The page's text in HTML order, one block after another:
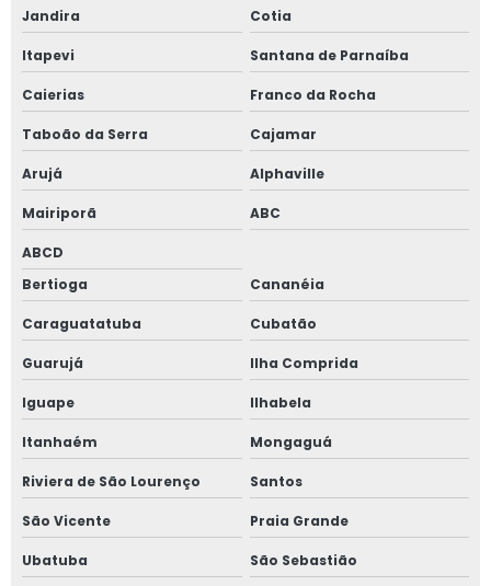
Janela de giro
Janela maxim ar 80x80
Janela oscilo batente preço
Janela com persiana entre vidros
Janela sobrepor acústica
Janela sobreposta
Janela sobreposta acústica
Janela sobreposta de alto padrão
Janela sobreposta de correr
Janela sobreposta de correr em são paulo
Janela sobreposta de giro
Janela sobreposta de giro em são paulo
Jandira Cotia
Itapevi Santana de Parnaíba
Caierias Franco da Rocha
Taboão da Serra Cajamar
Arujá Alphaville
Mairiporã ABC
ABCD
Bertioga
Cananéia
Caraguatatuba Cubatão
Guarujá Ilha Comprida
Iguape Ilhabela
Itanhaém Mongaguá
Riviera de São Lourenço Santos
São Vicente Praia Grande
Ubatuba São Sebastião